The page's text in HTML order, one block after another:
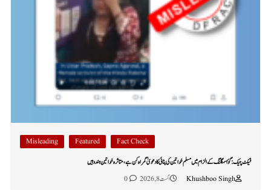
Fact Check
Featured
Misleading
فیکٹ چیک: گؤ اسمگلنگ کے الزام میں مسلم خواتین کی پٹائی کا دعویٰ گمراہ کن ہے، متاثرہ خواتین ہندو ہیں
Khushboo Singh
اگست 8, 2026 0